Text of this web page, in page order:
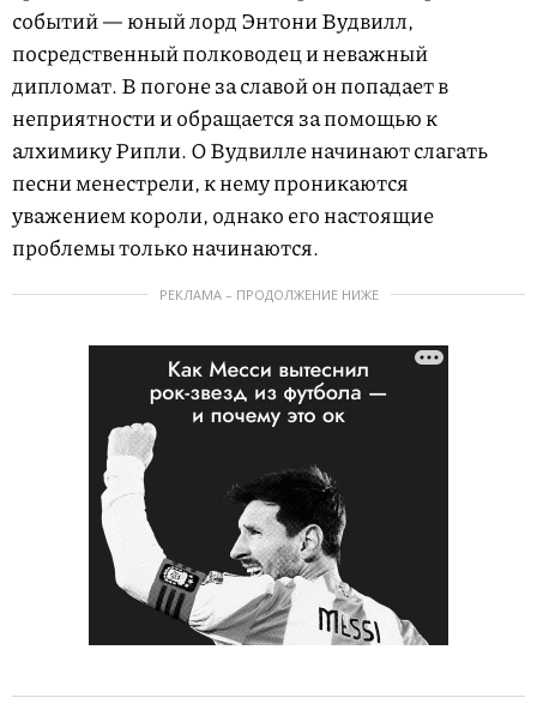
событий — юный лорд Энтони Вудвилл,
посредственный полководец и неважный
дипломат. В погоне за славой он попадает в
неприятности и обращается за помощью к
алхимику Рипли. О Вудвилле начинают слагать
песни менестрели, к нему проникаются
уважением короли, однако его настоящие
проблемы только начинаются.
РЕКЛАМА – ПРОДОЛЖЕНИЕ НИЖЕ